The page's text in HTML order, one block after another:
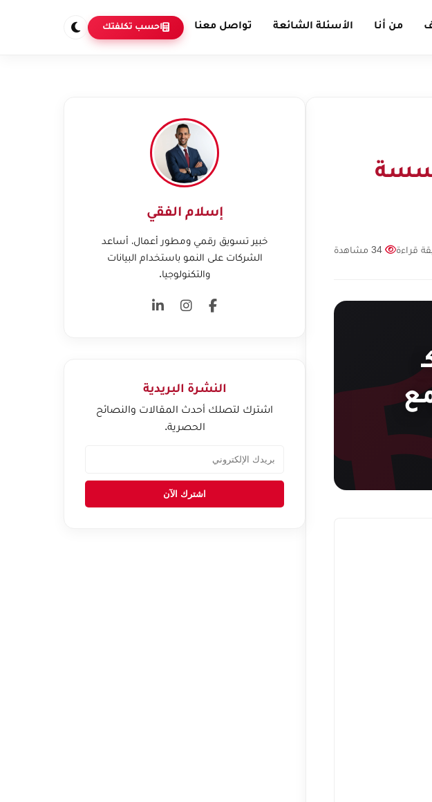
من أنا الأسئلة الشائعة تواصل معنا احسب تكلفتك
إسلام الفقي
خبير تسويق رقمي ومطور أعمال، أساعد
الشركات على النمو باستخدام البيانات
والتكنولوجيا.
النشرة البريدية
اشترك لتصلك أحدث المقالات والنصائح
الحصرية.
اشترك الآن